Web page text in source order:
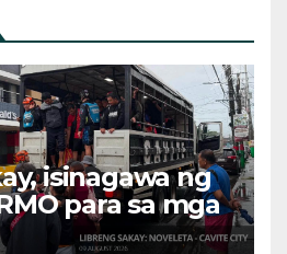
isinagawa ng
para sa mga
commuter